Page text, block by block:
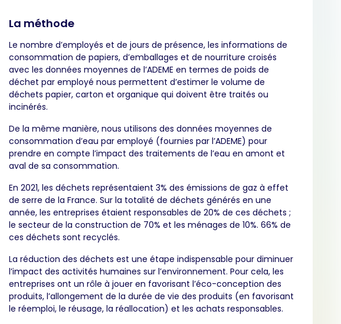
La méthode
Le nombre d’employés et de jours de présence, les informations de
consommation de papiers, d’emballages et de nourriture croisés
avec les données moyennes de l’ADEME en termes de poids de
déchet par employé nous permettent d’estimer le volume de
déchets papier, carton et organique qui doivent être traités ou
incinérés.
De la même manière, nous utilisons des données moyennes de
consommation d’eau par employé (fournies par l’ADEME) pour
prendre en compte l’impact des traitements de l’eau en amont et
aval de sa consommation.
En 2021, les déchets représentaient 3% des émissions de gaz à effet
de serre de la France. Sur la totalité de déchets générés en une
année, les entreprises étaient responsables de 20% de ces déchets ;
le secteur de la construction de 70% et les ménages de 10%. 66% de
ces déchets sont recyclés.
La réduction des déchets est une étape indispensable pour diminuer
l’impact des activités humaines sur l’environnement. Pour cela, les
entreprises ont un rôle à jouer en favorisant l’éco-conception des
produits, l’allongement de la durée de vie des produits (en favorisant
le réemploi, le réusage, la réallocation) et les achats responsables.